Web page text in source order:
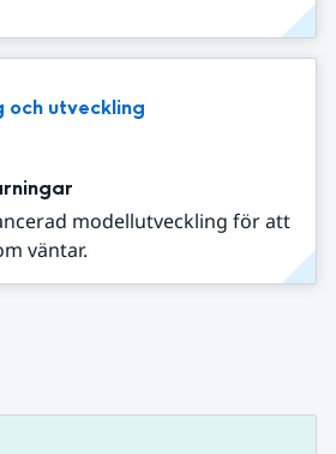
och utveckling
modellutveckling för att
väntar.